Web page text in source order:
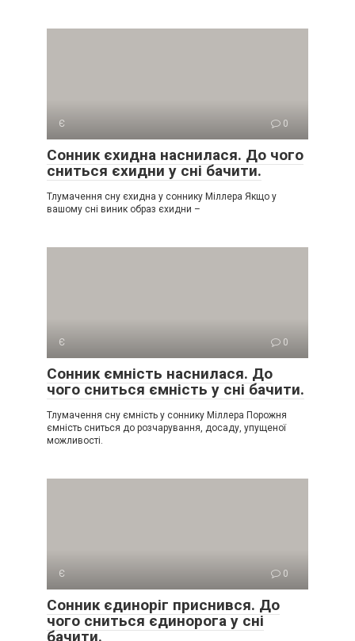
Є 0
Сонник єхидна наснилася. До чого
сниться єхидни у сні бачити.
Тлумачення сну єхидна у соннику Міллера Якщо у
вашому сні виник образ єхидни –
Є 0
Сонник ємність наснилася. До
чого сниться ємність у сні бачити.
Тлумачення сну ємність у соннику Міллера Порожня
ємність сниться до розчарування, досаду, упущеної
можливості.
Є 0
Сонник єдиноріг приснився. До
чого сниться єдинорога у сні
бачити.